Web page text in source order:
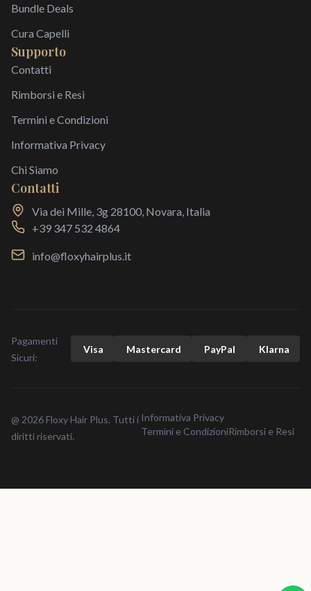
Bundle Deals
Cura Capelli
Supporto
Contatti
Rimborsi e Resi
Termini e Condizioni
Informativa Privacy
Chi Siamo
Contatti
Via dei Mille, 3g 28100, Novara, Italia
+39 347 532 4864
info@floxyhairplus.it
Pagamenti
Sicuri:
Visa Mastercard PayPal Klarna
@ 2026 Floxy Hair Plus. Tutti i
diritti riservati.
Informativa Privacy
Termini e CondizioniRimborsi e Resi